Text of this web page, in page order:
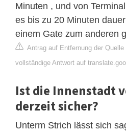
Minuten , und von
es bis zu 20 Minuten
einem Gate zum anderen
Antrag auf Entfernung der Quelle
vollständige Antwort auf
Ist die Innenstadt
derzeit sicher?
Unterm Strich lässt sich